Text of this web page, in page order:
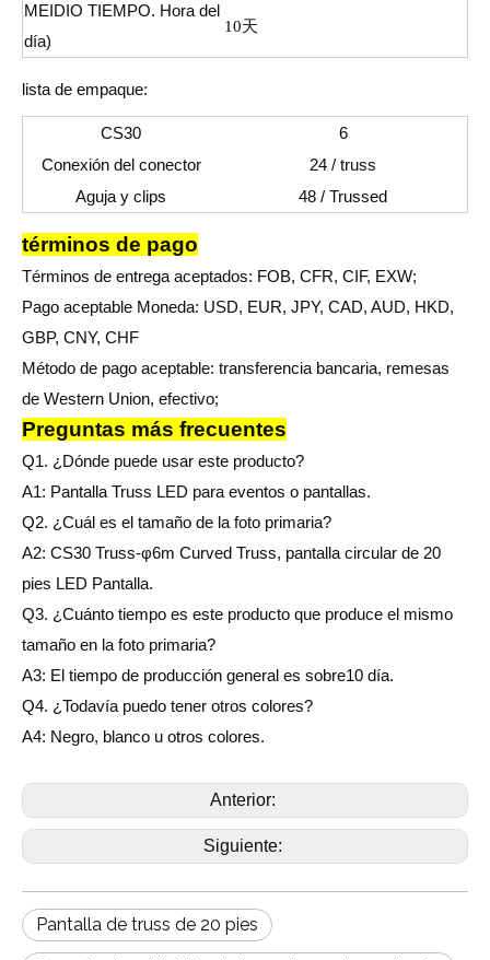
MEIDIO TIEMPO. Hora del
día)
10天
lista de empaque:
CS30
6
Conexión del conector
24 / truss
Aguja y clips
48 / Trussed
términos de pago
Términos de entrega aceptados: FOB, CFR, CIF, EXW;
Pago aceptable Moneda: USD, EUR, JPY, CAD, AUD, HKD,
GBP, CNY, CHF
Método de pago aceptable: transferencia bancaria, remesas
de Western Union, efectivo;
Preguntas más frecuentes
Q1. ¿Dónde puede usar este producto?
A1: Pantalla Truss LED para eventos o pantallas.
Q2. ¿Cuál es el tamaño de la foto primaria?
A2: CS30 Truss-φ6m Curved Truss, pantalla circular de 20
pies LED Pantalla.
Q3. ¿Cuánto tiempo es este producto que produce el mismo
tamaño en la foto primaria?
A3: El tiempo de producción general es sobre10 día.
Q4. ¿Todavía puedo tener otros colores?
A4: Negro, blanco u otros colores.
Anterior:
Siguiente:
Pantalla de truss de 20 pies